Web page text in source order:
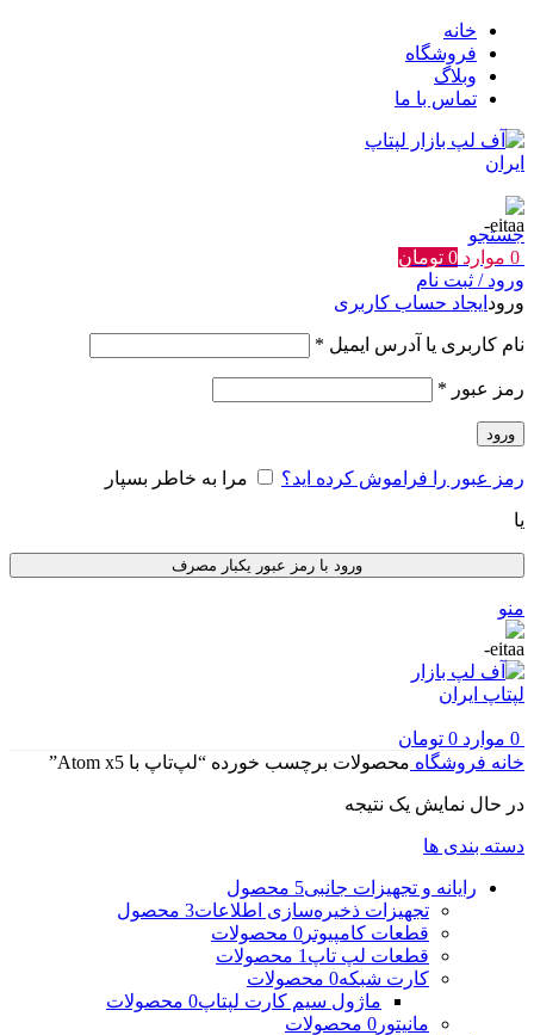
خانه
فروشگاه
وبلاگ
تماس با ما
جستجو
0 موارد 0 تومان
ورود / ثبت نام
ورود ایجاد حساب کاربری
نام کاربری یا آدرس ایمیل *
رمز عبور *
ورود
رمز عبور را فراموش کرده اید؟ مرا به خاطر بسپار
یا
ورود با رمز عبور یکبار مصرف
منو
0 موارد 0 تومان
خانه فروشگاه محصولات برچسب خورده “لپ‌تاپ با Atom x5”
در حال نمایش یک نتیجه
دسته بندی ها
رایانه و تجهیزات جانبی5 محصول
تجهیزات ذخیره‌سازی اطلاعات3 محصول
قطعات کامپیوتر 0 محصولات
قطعات لپ تاپ 1 محصولات
کارت شبکه0 محصولات
ماژول سیم کارت لپتاپ0 محصولات
مانیتور 0 محصولات